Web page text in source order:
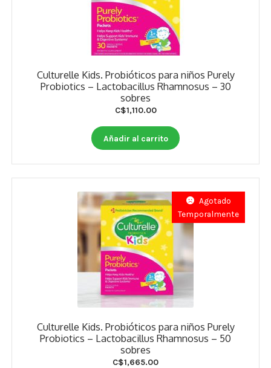
Culturelle Kids. Probióticos para niños Purely
Probiotics – Lactobacillus Rhamnosus – 30
sobres
C$1,110.00
Añadir al carrito
Culturelle Kids. Probióticos para niños Purely
Probiotics – Lactobacillus Rhamnosus – 50
sobres
Agotado
Temporalmente
C$1,665.00